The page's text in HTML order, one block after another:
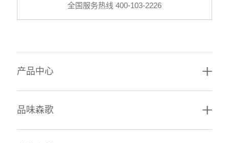
全国服务热线 400-103-2226
产品中心
品味森歌